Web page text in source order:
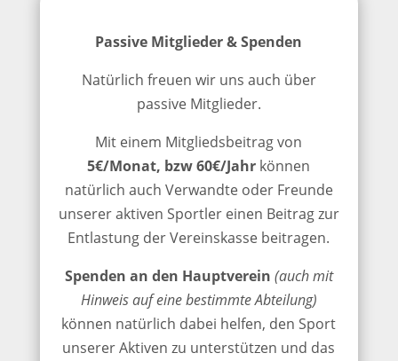
Passive Mitglieder & Spenden
Natürlich freuen wir uns auch über
passive Mitglieder.
Mit einem Mitgliedsbeitrag von
5€/Monat, bzw 60€/Jahr können
natürlich auch Verwandte oder Freunde
unserer aktiven Sportler einen Beitrag zur
Entlastung der Vereinskasse beitragen.
Spenden an den Hauptverein (auch mit
Hinweis auf eine bestimmte Abteilung)
können natürlich dabei helfen, den Sport
unserer Aktiven zu unterstützen und das